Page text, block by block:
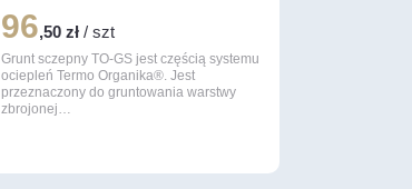
96,50 zł/ szt
Grunt sczepny TO-GS jest częścią systemu
ociepleń Termo Organika®. Jest
przeznaczony do gruntowania warstwy
zbrojonej…